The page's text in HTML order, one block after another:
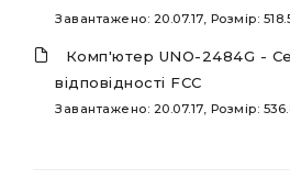
Завантажено: 20.07.17, Розмір:
Комп'ютер UNO-2484G -
відповідності FCC
Завантажено: 20.07.17, Розмір: